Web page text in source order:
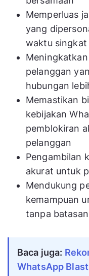
Memperluas
yang
waktu singkat
Meningkatkan
pelanggan
hubungan
Memastikan
kebijakan
pemblokiran
pelanggan
Pengambilan
akurat untuk
Mendukung
kemampuan
tanpa batasan
Baca juga:
WhatsApp